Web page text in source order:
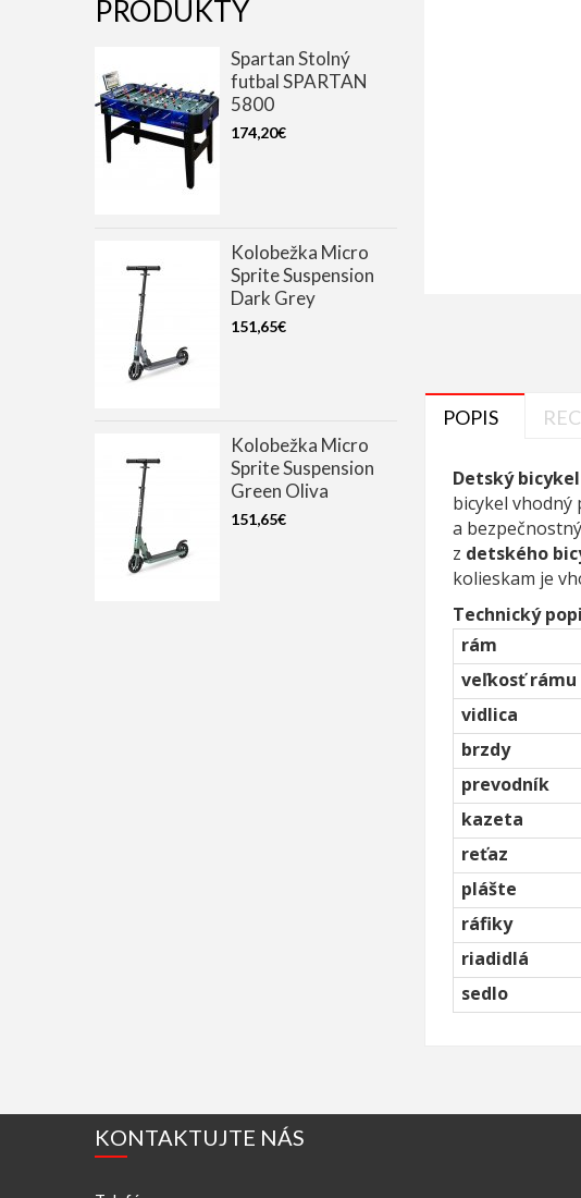
PRODUKTY
Spartan Stolný
futbal SPARTAN
5800
174,20€
Kolobežka Micro
Sprite Suspension
Dark Grey
151,65€
Kolobežka Micro
Sprite Suspension
Green Oliva
151,65€
POPIS
Detský bicykel
bicykel vhodný
a
z detského
kolieskam je
Technický
rám
veľkosť rámu
vidlica
brzdy
prevodník
kazeta
reťaz
plášte
ráfiky
riadidlá
sedlo
KONTAKTUJTE NÁS